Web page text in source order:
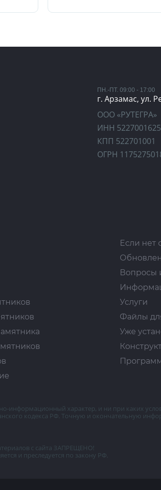
ПН.-ПТ. 09:00 - 17:00
г. Арзамас, ул.
ООО «РУТЕГРА»
ИНН 5227001625
КПП 522701001
ОГРН
Если нет
Вопросы
Услуги
Файлы
Уже
информационный характер, и ни при каких
кодекса РФ. Точную и окончательную
с сайта ЗАПРЕЩЕНО!
и преследуется по закону РФ.